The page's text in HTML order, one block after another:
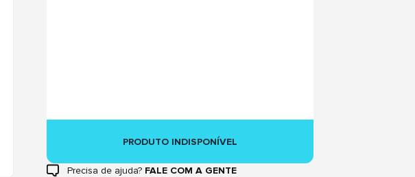
PRODUTO INDISPONÍVEL
Precisa de ajuda? FALE COM A GENTE